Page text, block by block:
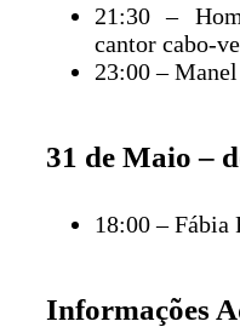
21:30 –
cantor cabo-
23:00 –
31 de Maio –
18:00 – Fábia
Informações